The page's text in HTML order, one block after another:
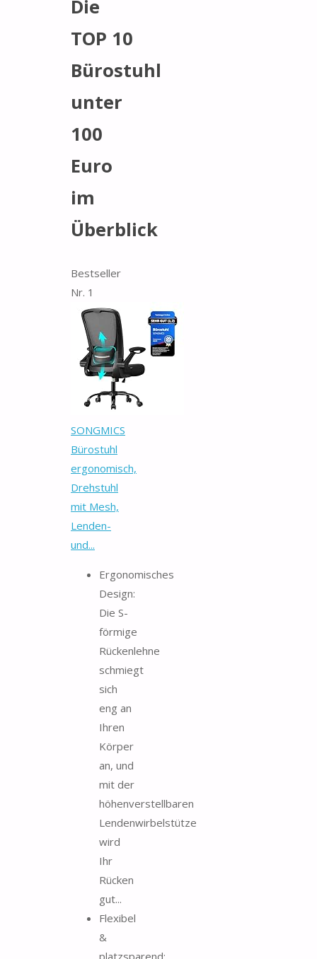
Die
TOP 10
Bürostuhl
unter
100
Euro
im
Überblick
Bestseller
Nr. 1
SONGMICS
Bürostuhl
ergonomisch,
Drehstuhl
mit Mesh,
Lenden-
und...
Ergonomisches
Design:
Die S-
förmige
Rückenlehne
schmiegt
sich
eng an
Ihren
Körper
an, und
mit der
höhenverstellbaren
Lendenwirbelstütze
wird
Ihr
Rücken
gut...
Flexibel
&
platzsparend: